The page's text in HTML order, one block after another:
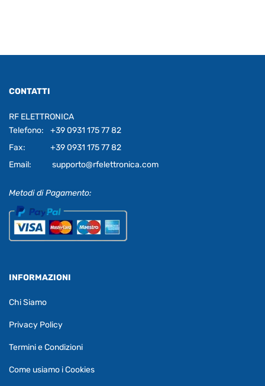
CONTATTI
RF ELETTRONICA
Telefono:
+39 0931 175 77 82
Fax:
+39 0931 175 77 82
Email:
supporto@rfelettronica.com
Metodi di Pagamento:
INFORMAZIONI
Chi Siamo
Privacy Policy
Termini e Condizioni
Come usiamo i Cookies